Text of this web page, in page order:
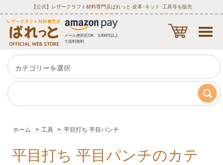
【公式】レザークラフト材料専門店ぱれっと‐皮革･キット･工具等を販売
メール便対応OK 3,000円以上
で送料無料
ホーム > 工具 > 平目打ち 平目パンチ
平目打ち 平目パンチのカテ